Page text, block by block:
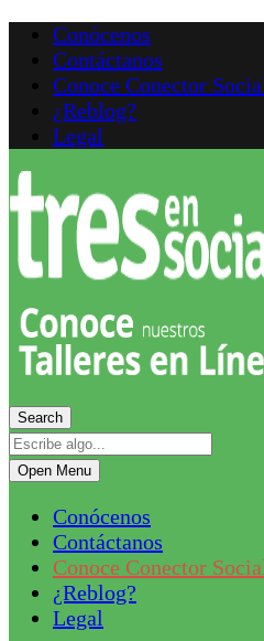
Conócenos
Contáctanos
Conoce Conector
¿Reblog?
Legal
Search
Open Menu
Conócenos
Contáctanos
Conoce Conector
¿Reblog?
Legal